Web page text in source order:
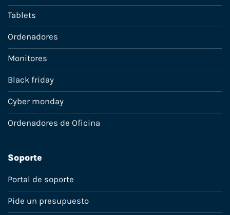
Tablets
Ordenadores
Monitores
Black friday
Cyber monday
Ordenadores de Oficina
Soporte
Portal de soporte
Pide un presupuesto